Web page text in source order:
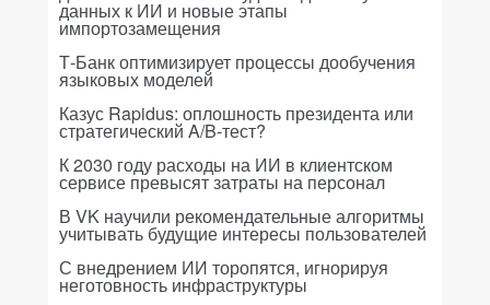
данных к ИИ и новые этапы
импортозамещения
Т-Банк оптимизирует процессы дообучения
языковых моделей
Казус Rapidus: оплошность президента или
стратегический A/B-тест?
К 2030 году расходы на ИИ в клиентском
сервисе превысят затраты на персонал
В VK научили рекомендательные алгоритмы
учитывать будущие интересы пользователей
С внедрением ИИ торопятся, игнорируя
неготовность инфраструктуры